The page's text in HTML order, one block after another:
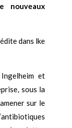
nouveaux
dans lke
et
sous la
sur le
’antibiotiques